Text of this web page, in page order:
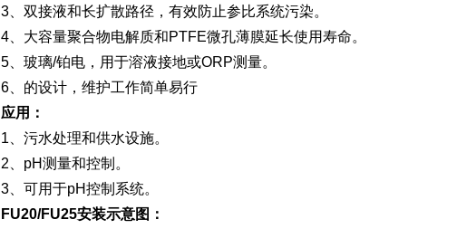
3、双接液和长扩散路径，有效防止参比系统污染。
4、大容量聚合物电解质和PTFE微孔薄膜延长使用寿命。
5、玻璃/铂电，用于溶液接地或ORP测量。
6、的设计，维护工作简单易行
应用：
1、污水处理和供水设施。
2、pH测量和控制。
3、可用于pH控制系统。
FU20/FU25安装示意图：